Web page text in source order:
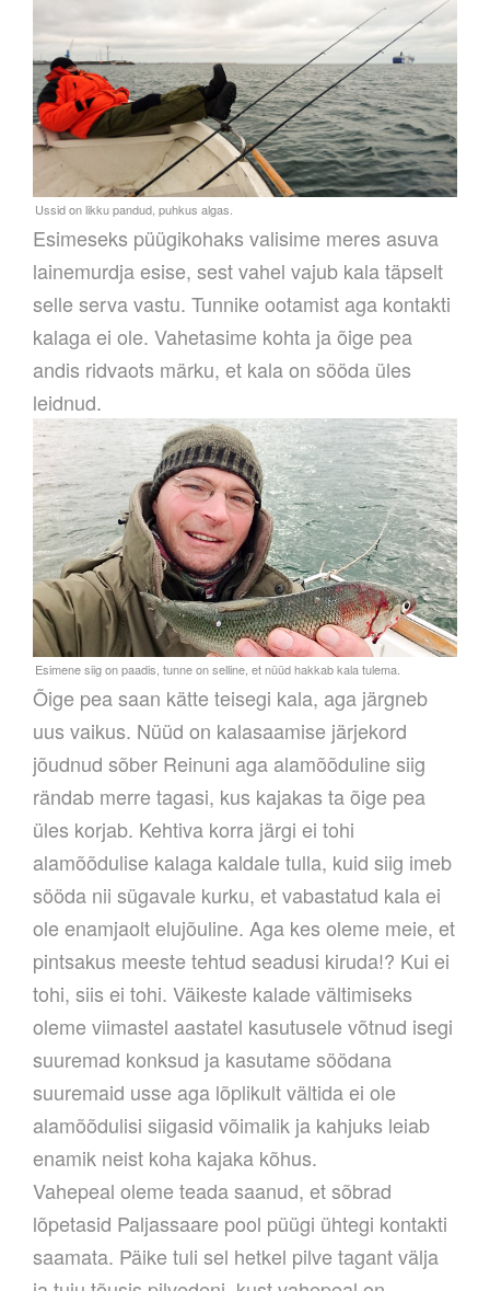
Esimeseks püügikohaks valisime meres asuva
lainemurdja esise, sest vahel vajub kala täpselt
selle serva vastu. Tunnike ootamist aga kontakti
kalaga ei ole. Vahetasime kohta ja õige pea
andis ridvaots märku, et kala on sööda üles
leidnud.
Õige pea saan kätte teisegi kala, aga järgneb
uus vaikus. Nüüd on kalasaamise järjekord
jõudnud sõber Reinuni aga alamõõduline siig
rändab merre tagasi, kus kajakas ta õige pea
üles korjab. Kehtiva korra järgi ei tohi
alamõõdulise kalaga kaldale tulla, kuid siig imeb
sööda nii sügavale kurku, et vabastatud kala ei
ole enamjaolt elujõuline. Aga kes oleme meie, et
pintsakus meeste tehtud seadusi kiruda!? Kui ei
tohi, siis ei tohi. Väikeste kalade vältimiseks
oleme viimastel aastatel kasutusele võtnud isegi
suuremad konksud ja kasutame söödana
suuremaid usse aga lõplikult vältida ei ole
alamõõdulisi siigasid võimalik ja kahjuks leiab
enamik neist koha kajaka kõhus.
Vahepeal oleme teada saanud, et sõbrad
lõpetasid Paljassaare pool püügi ühtegi kontakti
saamata. Päike tuli sel hetkel pilve tagant välja